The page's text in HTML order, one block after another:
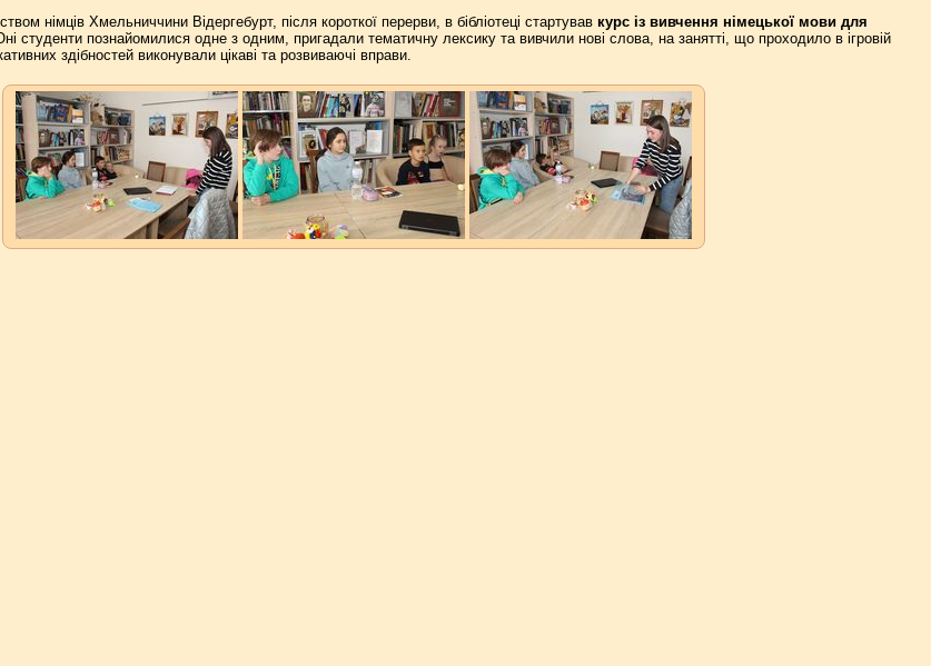
німців Хмельниччини Відергебурт, після короткої перерви, в бібліотеці стартував курс із вивчення німецької мови для
студенти познайомилися одне з одним, пригадали тематичну лексику та вивчили нові слова, на занятті, що проходило в ігровій
здібностей виконували цікаві та розвиваючі вправи.